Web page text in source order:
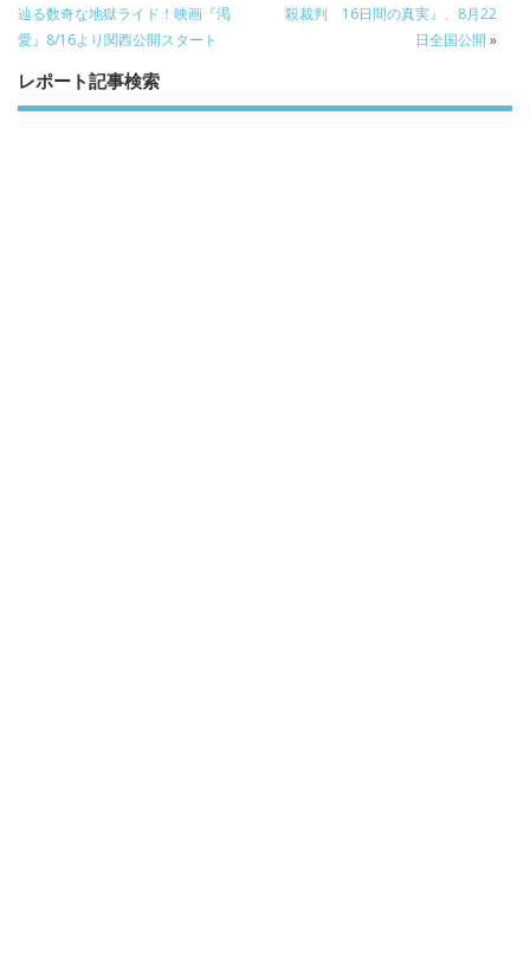
辿る数奇な地獄ライド！映画『渇
愛』8/16より関西公開スタート
殺裁判 16日間の真実』、8月22
日全国公開 »
レポート記事検索